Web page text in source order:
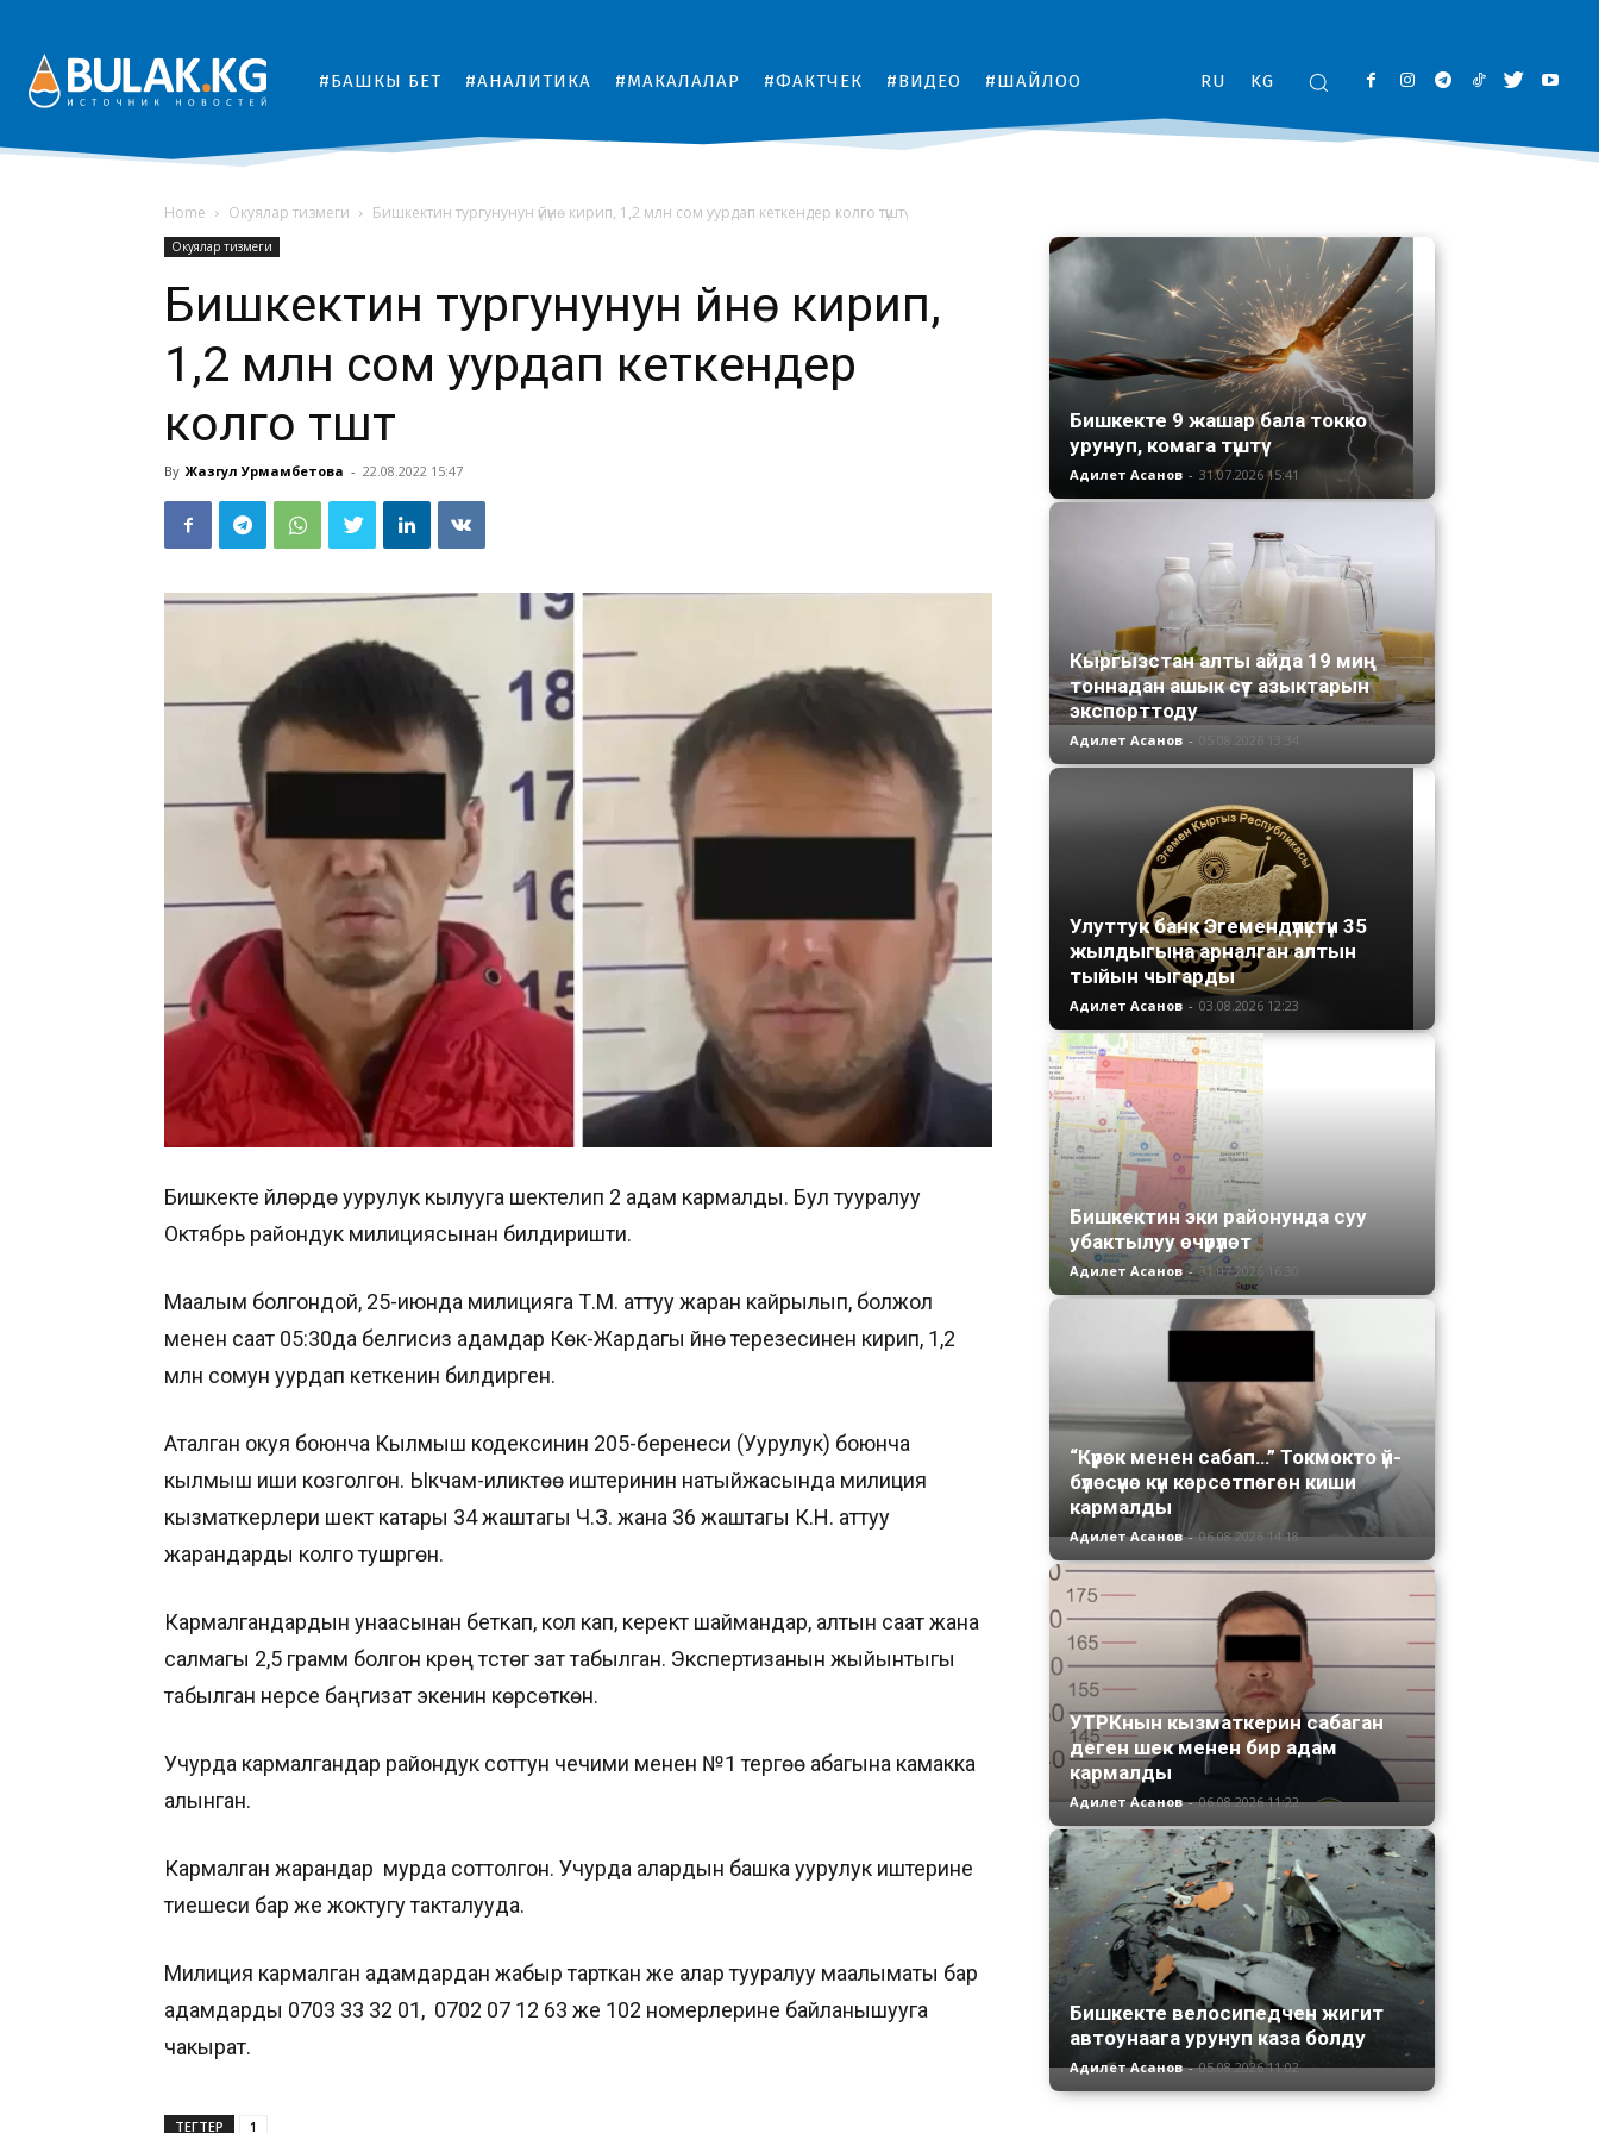
#БАШКЫ БЕТ #АНАЛИТИКА #МАКАЛАЛАР #ФАКТЧЕК #ВИДЕО #ШАЙЛОО RU KG
Home Окуялар тизмеги Бишкектин тургунунун үйүнө кирип, 1,2 млн сом уурдап кеткендер колго түштү
Окуялар тизмеги
Бишкектин тургунунун үйүнө кирип,
1,2 млн сом уурдап кеткендер
колго түштү
By Жазгул Урмамбетова - 22.08.2022 15:47
Бишкекте үйлөрдө уурулук кылууга шектелип 2 адам кармалды. Бул тууралуу
Октябрь райондук милициясынан билдиришти.
Маалым болгондой, 25-июнда милицияга Т.М. аттуу жаран кайрылып, болжол
менен саат 05:30да белгисиз адамдар Көк-Жардагы үйүнө терезесинен кирип, 1,2
млн сомун уурдап кеткенин билдирген.
Аталган окуя боюнча Кылмыш кодексинин 205-беренеси (Уурулук) боюнча
кылмыш иши козголгон. Ыкчам-иликтөө иштеринин натыйжасында милиция
кызматкерлери шектүү катары 34 жаштагы Ч.З. жана 36 жаштагы К.Н. аттуу
жарандарды колго тушүргөн.
Кармалгандардын унаасынан беткап, кол кап, керектүү шаймандар, алтын саат жана
салмагы 2,5 грамм болгон күрөң түстөгү зат табылган. Экспертизанын жыйынтыгы
табылган нерсе баңгизат экенин көрсөткөн.
Учурда кармалгандар райондук соттун чечими менен №1 тергөө абагына камакка
алынган.
Кармалган жарандар мурда соттолгон. Учурда алардын башка уурулук иштерине
тиешеси бар же жоктугу такталууда.
Милиция кармалган адамдардан жабыр тарткан же алар тууралуу маалыматы бар
адамдарды 0703 33 32 01, 0702 07 12 63 же 102 номерлерине байланышууга
чакырат.
ТЕГТЕР 1
Бишкекте 9 жашар бала токко
урунуп, комага түштү
Адилет Асанов - 31.07.2026 15:41
Кыргызстан алты айда 19 миң
тоннадан ашык сүт азыктарын
экспорттоду
Адилет Асанов -
Улуттук банк Эгемендүүлүктүн 35
жылдыгына арналган алтын
тыйын чыгарды
Адилет Асанов - 03.08.2026 12:23
Бишкектин эки районунда суу
убактылуу өчүрүлөт
Адилет Асанов - 31.07.2026 16:30
“Күрөк менен сабап…” Токмокто үй-
бүлөсүнө күн көрсөтпөгөн киши
кармалды
Адилет Асанов - 06.08.2026 14:18
УТРКнын кызматкерин сабаган
деген шек менен бир адам
кармалды
Адилет Асанов - 06.08.2026 11:22
Бишкекте велосипедчен жигит
автоунаага урунуп каза болду
Адилет Асанов - 05.08.2026 11:02